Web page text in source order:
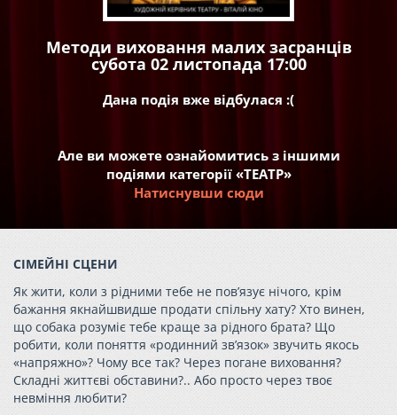
Методи виховання малих засранців
субота 02 листопада 17:00
Дана подія вже відбулася :(
Але ви можете ознайомитись з іншими
подіями категорії «ТЕАТР»
Натиснувши сюди
СІМЕЙНІ СЦЕНИ
Як жити, коли з рідними тебе не пов’язує нічого, крім
бажання якнайшвидше продати спільну хату? Хто винен,
що собака розуміє тебе краще за рідного брата? Що
робити, коли поняття «родинний зв’язок» звучить якось
«напряжно»? Чому все так? Через погане виховання?
Складні життєві обставини?.. Або просто через твоє
невміння любити?